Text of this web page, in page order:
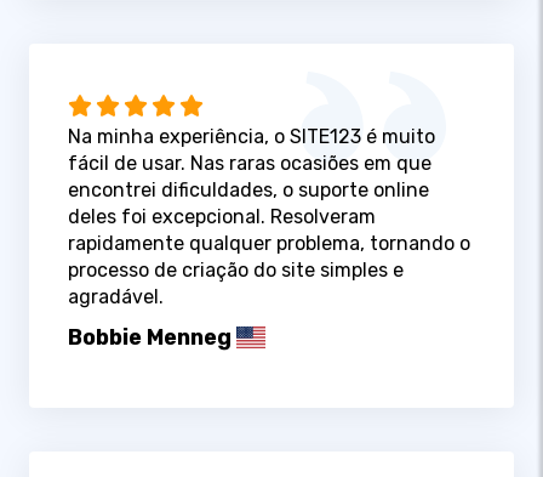
Na minha experiência, o SITE123 é muito
fácil de usar. Nas raras ocasiões em que
encontrei dificuldades, o suporte online
deles foi excepcional. Resolveram
rapidamente qualquer problema, tornando o
processo de criação do site simples e
agradável.
Bobbie Menneg